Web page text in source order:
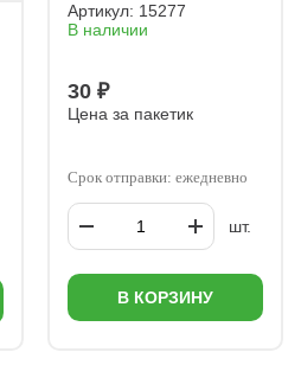
Артикул: 15277
В наличии
30 ₽
Цена за пакетик
Срок отправки: ежедневно
шт.
В КОРЗИНУ